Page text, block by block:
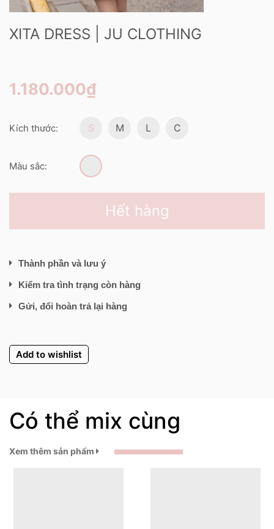
XITA DRESS | JU CLOTHING
1.180.000₫
Kích thước: S M L C
Màu sắc:
Hết hàng
Thành phần và lưu ý
Kiểm tra tình trạng còn hàng
Gửi, đổi hoàn trả lại hàng
Add to wishlist
Có thể mix cùng
Xem thêm sản phẩm